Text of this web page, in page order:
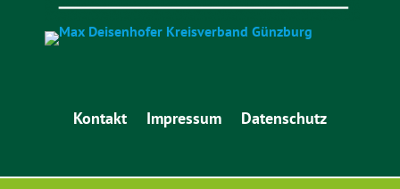
Kontakt Impressum Datenschutz